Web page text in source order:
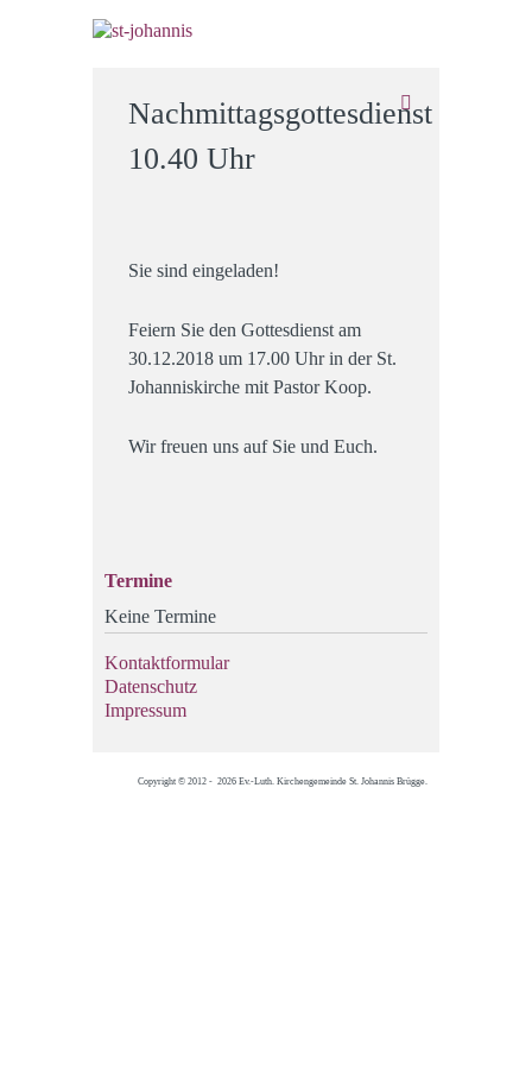
Nachmittagsgottesdienst
10.40 Uhr
Sie sind eingeladen!
Feiern Sie den Gottesdienst am
30.12.2018 um 17.00 Uhr in der St.
Johanniskirche mit Pastor Koop.
Wir freuen uns auf Sie und Euch.
Termine
Keine Termine
Kontaktformular
Datenschutz
Impressum
Copyright © 2012 - 2026 Ev.-Luth. Kirchengemeinde St. Johannis Brügge.